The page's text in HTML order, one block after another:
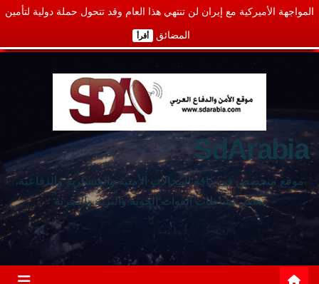
المواجهة الأميركية مع إيران لن تنتهي هذا العام وقد تتحول حملة دولية لتأمين
المضائق أقرأ
SdArabia
موقع متخصص في كافة المجالات الأمنية والعسكرية والدفاعية،
يغطي نشاطات القوات الجوية والبرية والبحرية